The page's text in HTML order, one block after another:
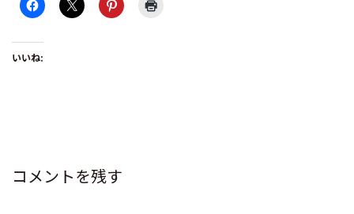
いいね:
コメントを残す